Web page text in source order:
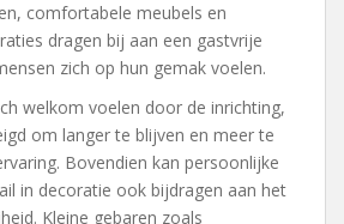
comfortabele meubels en
dragen bij aan een gastvrije
zich op hun gemak voelen.
welkom voelen door de inrichting,
om langer te blijven en meer te
Bovendien kan persoonlijke
in decoratie ook bijdragen aan het
Kleine gebaren zoals